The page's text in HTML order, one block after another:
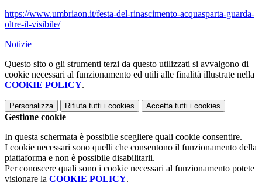
https://www.umbriaon.it/festa-del-rinascimento-acquasparta-guarda-
oltre-il-visibile/
Notizie
Questo sito o gli strumenti terzi da questo utilizzati si avvalgono di
cookie necessari al funzionamento ed utili alle finalità illustrate nella
COOKIE POLICY.
Personalizza Rifiuta tutti i cookies Accetta tutti i cookies
Gestione cookie
In questa schermata è possibile scegliere quali cookie consentire.
I cookie necessari sono quelli che consentono il funzionamento della
piattaforma e non è possibile disabilitarli.
Per conoscere quali sono i cookie necessari al funzionamento potete
visionare la COOKIE POLICY.